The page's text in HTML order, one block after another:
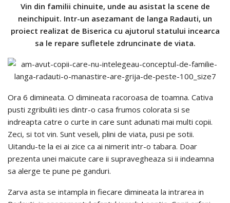
Vin din familii chinuite, unde au asistat la scene de
neinchipuit. Intr-un asezamant de langa Radauti, un
proiect realizat de Biserica cu ajutorul statului incearca
sa le repare sufletele zdruncinate de viata.
Ora 6 dimineata. O dimineata racoroasa de toamna. Cativa
pusti zgribuliti ies dintr-o casa frumos colorata si se
indreapta catre o curte in care sunt adunati mai multi copii.
Zeci, si tot vin. Sunt veseli, plini de viata, pusi pe sotii.
Uitandu-te la ei ai zice ca ai nimerit intr-o tabara. Doar
prezenta unei maicute care ii supravegheaza si ii indeamna
sa alerge te pune pe ganduri.
Zarva asta se intampla in fiecare dimineata la intrarea in